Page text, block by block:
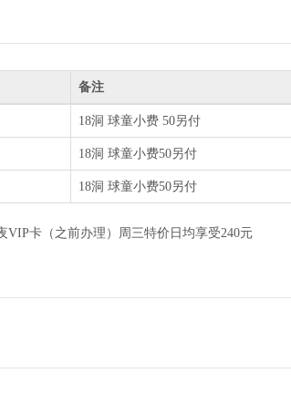
备注
18洞 球童小费 50另付
18洞 球童小费50另付
18洞 球童小费50另付
VIP卡（之前办理）周三特价日均享受240元